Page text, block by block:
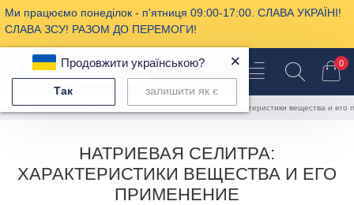
Ми працюємо понеділок - п'ятниця 09:00-17:00. СЛАВА УКРАЇНІ!
СЛАВА ЗСУ! РАЗОМ ДО ПЕРЕМОГИ!
0
Записи сайта Статьи Натриевая селитра: характеристики вещества и его
НАТРИЕВАЯ СЕЛИТРА:
ХАРАКТЕРИСТИКИ ВЕЩЕСТВА И ЕГО
ПРИМЕНЕНИЕ
Продовжити українською? ×
Так залишити як є